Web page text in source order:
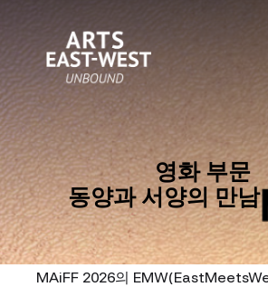
영화 부문
동양과 서양의 만남
MAiFF 2026의